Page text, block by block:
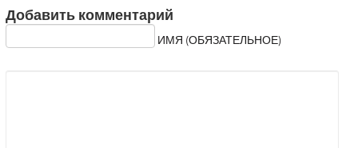
Добавить комментарий
ИМЯ (ОБЯЗАТЕЛЬНОЕ)